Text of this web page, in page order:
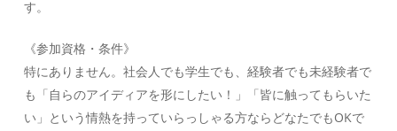
す。
《参加資格・条件》
特にありません。社会人でも学生でも、経験者でも未経験者で
も「自らのアイディアを形にしたい！」「皆に触ってもらいた
い」という情熱を持っていらっしゃる方ならどなたでもOKで